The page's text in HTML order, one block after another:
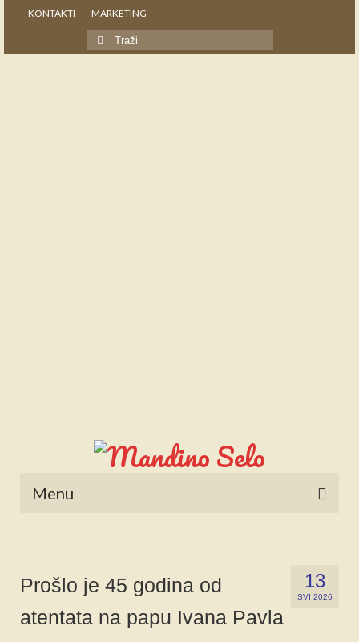
KONTAKTI MARKETING
Search
for:
Menu
13
SVI 2026
Prošlo je 45 godina od
atentata na papu Ivana Pavla